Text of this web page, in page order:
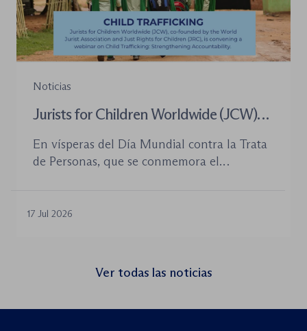
Noticias
Jurists for Children Worldwide (JCW)
para combatir la trata de menores y
defender el Estado de Derecho
En vísperas del Día Mundial contra la Trata
de Personas, que se conmemora el
la World Jurist Association (WJA) y Just
seminario web internacional «Trata de
menores: reforzando la rendición de
17 Jul 2026
Ver todas las noticias